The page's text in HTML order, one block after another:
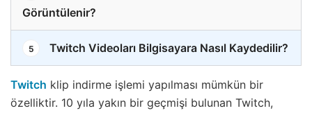
Görüntülenir?
5 Twitch Videoları Bilgisayara Nasıl Kaydedilir?
Twitch klip indirme işlemi yapılması mümkün bir
özelliktir. 10 yıla yakın bir geçmişi bulunan Twitch,